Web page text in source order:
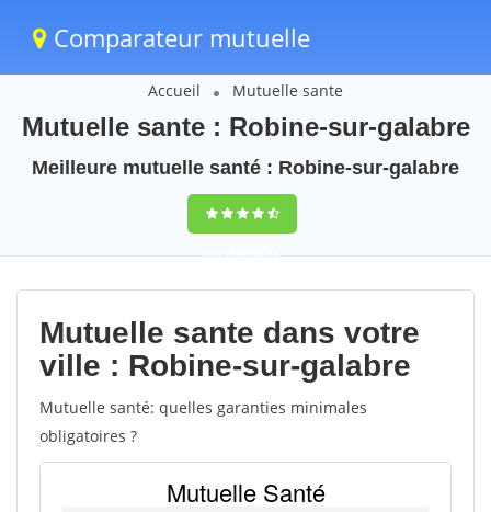
Comparateur mutuelle
Accueil Mutuelle sante
Mutuelle sante : Robine-sur-galabre
Meilleure mutuelle santé : Robine-sur-galabre
9,5(100%)34
votes
Mutuelle sante dans votre
ville : Robine-sur-galabre
Mutuelle santé: quelles garanties minimales
obligatoires ?